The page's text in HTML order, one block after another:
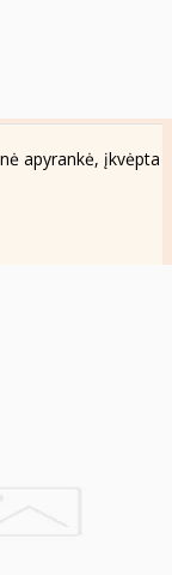
apyrankė, įkvėpta